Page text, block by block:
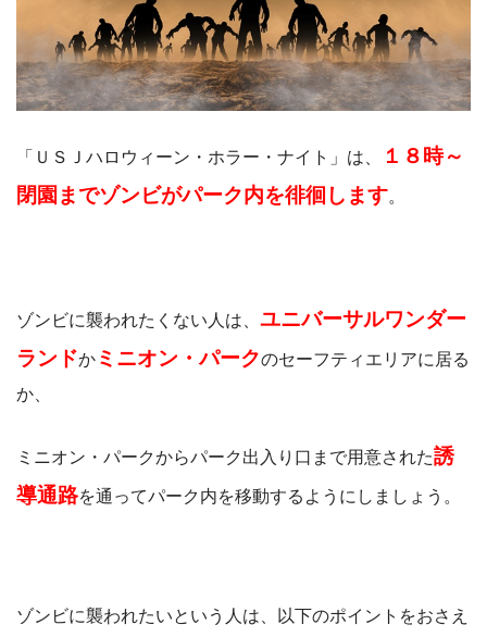
「ＵＳＪハロウィーン・ホラー・ナイト」は、
１８時～
閉園までゾンビがパーク内を徘徊します。
ゾンビに襲われたくない人は、 ユニバーサルワンダー
ランドか ミニオン・パークのセーフティエリアに居る
か、
ミニオン・パークからパーク出入り口まで用意された誘
導通路を通ってパーク内を移動するようにしましょう。
ゾンビに襲われたいという人は、以下のポイントをおさえ